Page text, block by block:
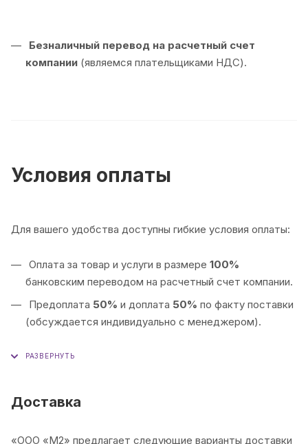
Безналичный перевод на расчетный счет
компании (являемся плательщиками НДС).
Условия оплаты
Для вашего удобства доступны гибкие условия оплаты:
Оплата за товар и услуги в размере 100%
банковским переводом на расчетный счет компании.
Предоплата 50% и доплата 50% по факту поставки
(обсуждается индивидуально с менеджером).
(обсуждается индивидуально с менеджером).
менеджера).
Доставка
«ООО «М2» предлагает следующие варианты доставки